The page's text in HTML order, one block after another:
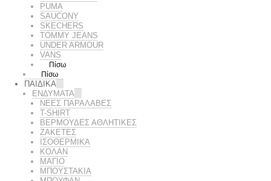
PUMA
SAUCONY
SKECHERS
TOMMY JEANS
UNDER ARMOUR
VANS
Πίσω
Πίσω
ΠΑΙΔΙΚΑ
ΕΝΔΥΜΑΤΑ
ΝΕΕΣ ΠΑΡΑΛΑΒΕΣ
T-SHIRT
ΒΕΡΜΟΥΔΕΣ ΑΘΛΗΤΙΚΕΣ
ΖΑΚΕΤΕΣ
ΙΣΟΘΕΡΜΙΚΑ
ΚΟΛΑΝ
ΜΑΓΙΟ
ΜΠΟΥΣΤΑΚΙΑ